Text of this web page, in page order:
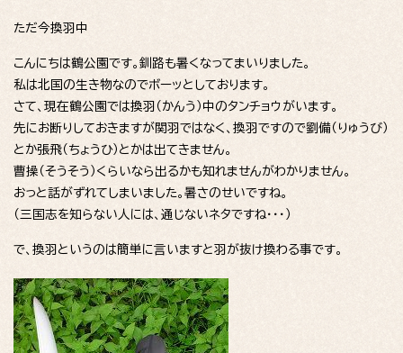
ただ今換羽中
こんにちは鶴公園です。釧路も暑くなってまいりました。
私は北国の生き物なのでボーッとしております。
さて、現在鶴公園では換羽（かんう）中のタンチョウがいます。
先にお断りしておきますが関羽ではなく、換羽ですので劉備（りゅうび）
とか張飛（ちょうひ）とかは出てきません。
曹操（そうそう）くらいなら出るかも知れませんがわかりません。
おっと話がずれてしまいました。暑さのせいですね。
（三国志を知らない人には、通じないネタですね・・・）
で、換羽というのは簡単に言いますと羽が抜け換わる事です。